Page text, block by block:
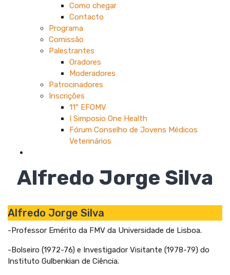
Como chegar
Contacto
Programa
Comissão
Palestrantes
Oradores
Moderadores
Patrocinadores
Inscrições
11º EFOMV
I Simposio One Health
Fórum Conselho de Jovens Médicos
Veterinários
Alfredo Jorge Silva
Alfredo Jorge Silva
-Professor Emérito da FMV da Universidade de Lisboa.
-Bolseiro (1972-76) e Investigador Visitante (1978-79) do
Instituto Gulbenkian de Ciência.